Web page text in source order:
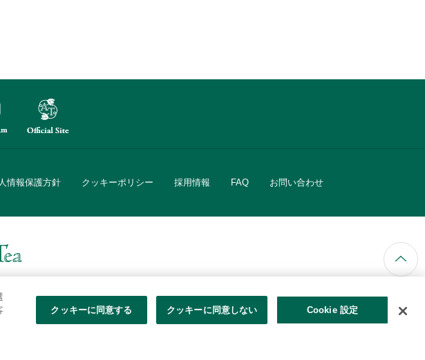
情報保護方針 クッキーポリシー 採用情報 FAQ お問い合わせ
ラインストアでは、
、毎日新商品をご用意しています。
な商品がラインナップ。
Cookie 設定
クッキーに同意しない
クッキーに同意する